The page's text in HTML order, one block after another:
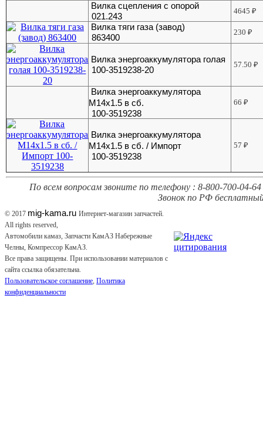
Вилка сцепления с опорой
021.243
4645₽
Вилка тяги газа (завод)
863400
230₽
Вилка энергоаккумулятора голая
100-3519238-20
57.50₽
Вилка энергоаккумулятора
М14х1.5 в сб.
100-3519238
66₽
Вилка энергоаккумулятора
М14х1.5 в сб. / Импорт
100-3519238
57₽
По всем вопросам звоните по телефону : 8-800-700-04-64
Звонок по РФ
© 2017 mig-kama.ru Интернет-магазин запчастей.
All rights reserved,
Автомобили камаз, Запчасти КамАЗ Набережные
Челны, Компрессор КамАЗ.
Все права защищены. При использовании материалов с
сайта ссылка обязательна.
Пользовательское соглашение, Политика
конфиденциальности